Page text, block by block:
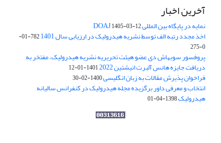
آخرین اخبار
نمایه در پایگاه بین المللی DOAJ1405-03-12
اخذ مجدد رتبه الف توسط نشریه هیدرولیک در ارزیابی سال 1401
782-01-
0-275
پروفسور سوبهاش دی عضو هیئت تحریریه نشریه هیدرولیک، مفتخر به
دریافت جایزه هانس آلبرت انیشتین 2022 1401-01-12
فراخوان پذیرش مقالات به زبان انگلیسی1400-02-30
انتخاب و معرفی داور برگزیده مجله هیدرولیک در کنفرانس سالیانه
هیدرولیک1398-04-01